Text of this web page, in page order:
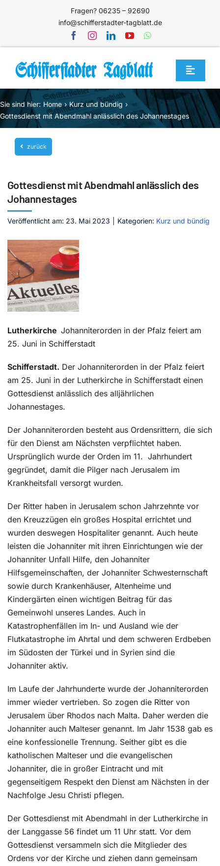
Fragen? 06235 – 92690
info@schifferstadter-tagblatt.de
Toggle
Home
Themen
Blog
Unternehmen
Mediathek
Jetzt abonnieren
Sie sind hier: Home
Kurz und bündig
Gottesdienst mit Abendmahl anlässlich des Johannestages
zurück
Gottesdienst mit Abendmahl anlässlich des
Johannestages
Veröffentlicht am: 23. Mai 2023 Kategorien: Kurz und bündig
Lutherkirche Johanniterorden in der Pfalz feiert am
25. Juni in Schifferstadt
Schifferstadt. Der Johanniterorden in der Pfalz feiert
am 25. Juni in der Lutherkirche in Schifferstadt einen
Gottesdienst anlässlich des alljährlichen
Johannestages.
Der Johanniterorden besteht aus Ordensrittern, die sich
für den Dienst am Nächsten verpflichtet haben.
Ursprünglich wurde der Orden im 11. Jahrhundert
gegründet, damit die Pilger nach Jerusalem im
Krankheitsfall versorgt wurden.
Der Ritter haben in Jerusalem schon Jahrzehnte vor
den Kreuzzügen ein großes Hospital errichtet und
wurden deswegen Hospitaliter genannt. Auch heute
leisten die Johanniter mit ihren Einrichtungen wie der
Johanniter Unfall Hilfe, den Johanniter
Hilfsgemeinschaften, der Johanniter Schwesternschaft
sowie durch Krankenhäuser, Altenheime und
Kindergärten einen wichtigen Beitrag für das
Gemeinwohl unseres Landes. Auch in
Katastrophenfällen im In- und Ausland wie der
Flutkatastrophe im Ahrtal und dem schweren Erdbeben
im Südosten der Türkei und in Syrien sind die
Johanniter aktiv.
Im Laufe der Jahrhunderte wurde der Johanniterorden
immer wieder vertrieben. So zogen die Ritter von
Jerusalem über Rhodos nach Malta. Daher werden die
Johanniter auch Malteser genannt. Im Jahr 1538 gab es
eine konfessionelle Trennung. Seither gibt es die
katholischen Malteser und die evangelischen
Johanniter, die in großer Eintracht und mit
gegenseitigem Respekt den Dienst am Nächsten in der
Nachfolge Jesu Christi pflegen.
Der Gottesdienst mit Abendmahl in der Lutherkirche in
der Langgasse 56 findet um 11 Uhr statt. Vor dem
Gottesdienst versammeln sich die Mitglieder des
Ordens vor der Kirche und ziehen dann gemeinsam